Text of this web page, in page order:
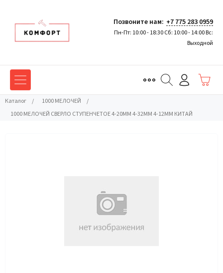
Позвоните нам: +7 775 283 0959
Пн-Пт: 10:00 - 18:30 Сб: 10:00 - 14:00 Вс:
Выходной
Каталог / 1000 МЕЛОЧЕЙ
/
1000 МЕЛОЧЕЙ СВЕРЛО СТУПЕНЧЕТОЕ 4-20ММ 4-32ММ 4-12ММ КИТАЙ